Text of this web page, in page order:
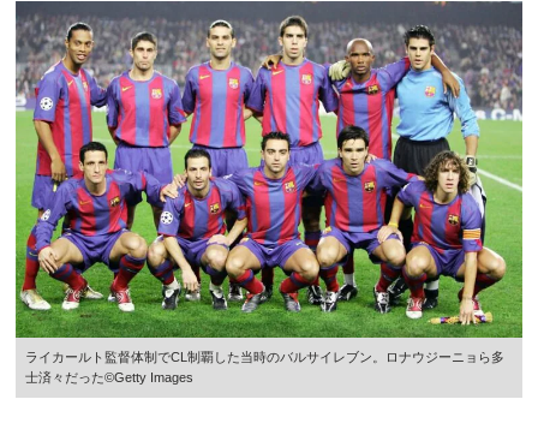
ライカールト監督体制でCL制覇した当時のバルサイレブン。ロナウジーニョら多
士済々だった©Getty Images